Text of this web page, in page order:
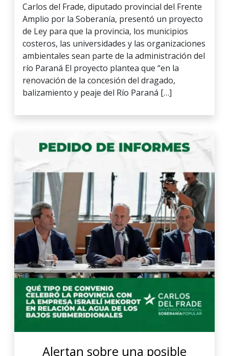
Carlos del Frade, diputado provincial del Frente
Amplio por la Soberanía, presentó un proyecto
de Ley para que la provincia, los municipios
costeros, las universidades y las organizaciones
ambientales sean parte de la administración del
río Paraná El proyecto plantea que “en la
renovación de la concesión del dragado,
balizamiento y peaje del Río Paraná […]
Alertan sobre una posible